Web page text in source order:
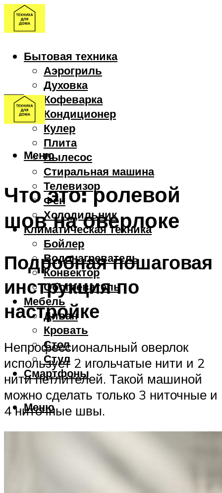
Бытовая техника
Аэрогриль
Духовка
Кофеварка
Кондиционер
Кулер
Плита
Пылесос
Стиральная машина
Телевизор
Фен
Холодильник
Климатическая техника
Бойлер
Водонагреватель
Конвектор
Обогреватель
Мебель
Диван
Кровать
Стол
Стул
Смартфоны
Меню
Меню
Что это: ролевой
шов на оверлоке
Подробная пошаговая
инструкция по
настройке
Непрофессиональный оверлок
использует 2 игольчатые нити и 2
нити петлителей. Такой машиной
можно сделать только 3 ниточные и
4 ниточные швы.